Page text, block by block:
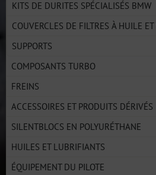
KITS DE DURITES SPÉCIALISÉS BMW
COUVERCLES DE FILTRES À HUILE
SUPPORTS
COMPOSANTS TURBO
FREINS
ACCESSOIRES ET PRODUITS DÉRIVÉS
SILENTBLOCS EN POLYURÉTHANE
HUILES ET LUBRIFIANTS
ÉQUIPEMENT DU PILOTE